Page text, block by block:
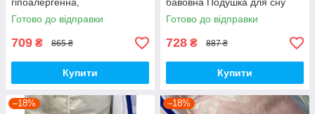
антибактеріальна
Готово до відправки
709 ₴ 865 ₴
Купити
Антиалергенна ЕКОПУХ ОДА
Готово до відправки
728 ₴ 887 ₴
Купити
–18% –18%